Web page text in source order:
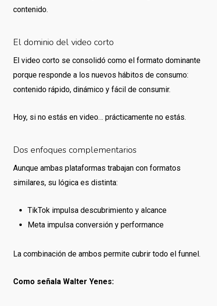
contenido.
El dominio del video corto
El video corto se consolidó como el formato dominante
porque responde a los nuevos hábitos de consumo:
contenido rápido, dinámico y fácil de consumir.
Hoy, si no estás en video… prácticamente no estás.
Dos enfoques complementarios
Aunque ambas plataformas trabajan con formatos
similares, su lógica es distinta:
TikTok impulsa descubrimiento y alcance
Meta impulsa conversión y performance
La combinación de ambos permite cubrir todo el funnel.
Como señala Walter Yenes: